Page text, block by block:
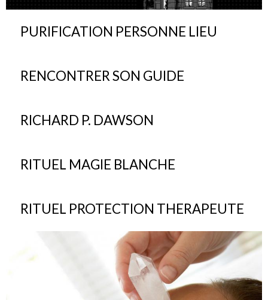
PURIFICATION PERSONNE LIEU
RENCONTRER SON GUIDE
RICHARD P. DAWSON
RITUEL MAGIE BLANCHE
RITUEL PROTECTION THERAPEUTE